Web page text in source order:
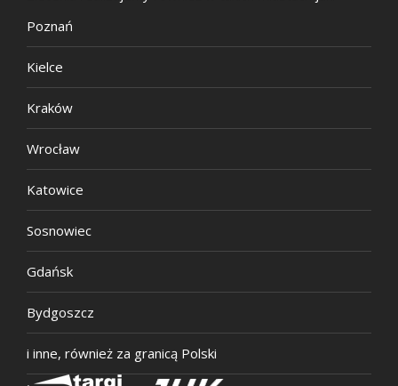
Poznań
Kielce
Kraków
Wrocław
Katowice
Sosnowiec
Gdańsk
Bydgoszcz
i inne, również za granicą Polski